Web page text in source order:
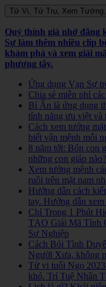
Quý thính giả nhớ đăng
Sự làm thêm nhiều clip
khám phá và xem giải
phương tây.
Ứng dụng Vạn Sự
Chia sẻ miễn phí
Bí Ẩn là ứng dụng
tính năng ưu việt và
Cách xem tướng
biết vận mệnh mỗi
8 năm tới: Bốn con
những con giáp nào?
Xem tướng mệnh
ruồi trên mặt nam
Hướng dẫn cách
tay. Hướng dẫn
Chỉ Trong 1 Phút
TẠO Giải Mã Tính
Sự Nghiệp
Cách Bói Tình
Người Xưa, không
Tử vi tuổi Ngọ 2023
khó. Trí Tuệ Nhân